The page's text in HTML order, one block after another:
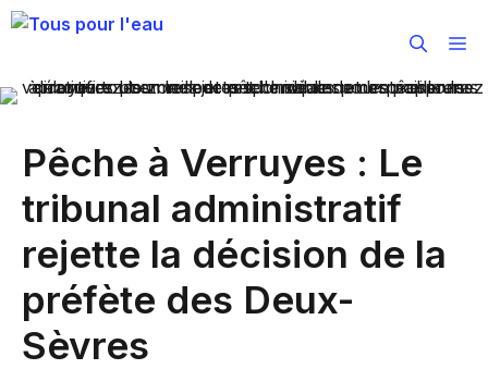
Aller
Pêche à Verruyes : Le
tribunal administratif
rejette la décision de la
préfète des Deux-
Sèvres